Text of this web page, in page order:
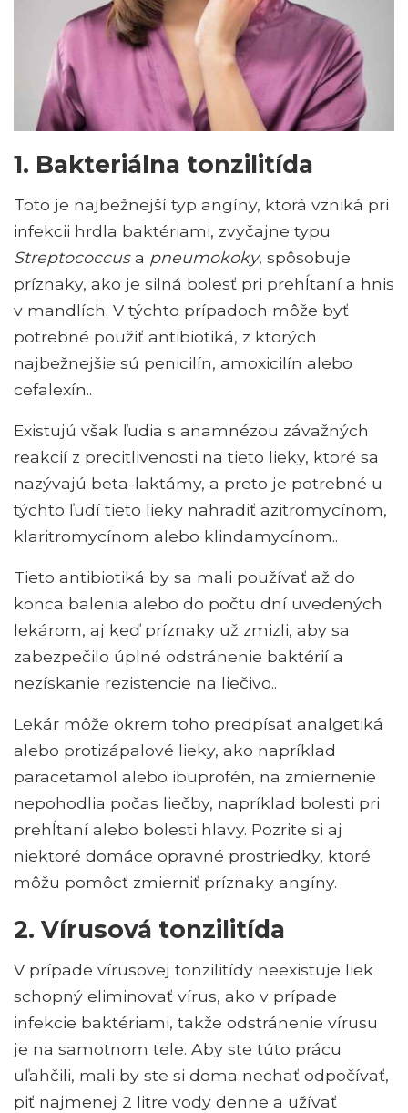
1. Bakteriálna tonzilitída
Toto je najbežnejší typ angíny, ktorá vzniká pri
infekcii hrdla baktériami, zvyčajne typu
Streptococcusa pneumokoky, spôsobuje
príznaky, ako je silná bolesť pri prehĺtaní a hnis
v mandlích. V týchto prípadoch môže byť
potrebné použiť antibiotiká, z ktorých
najbežnejšie sú penicilín, amoxicilín alebo
cefalexín..
Existujú však ľudia s anamnézou závažných
reakcií z precitlivenosti na tieto lieky, ktoré sa
nazývajú beta-laktámy, a preto je potrebné u
týchto ľudí tieto lieky nahradiť azitromycínom,
klaritromycínom alebo klindamycínom..
Tieto antibiotiká by sa mali používať až do
konca balenia alebo do počtu dní uvedených
lekárom, aj keď príznaky už zmizli, aby sa
zabezpečilo úplné odstránenie baktérií a
nezískanie rezistencie na liečivo..
Lekár môže okrem toho predpísať analgetiká
alebo protizápalové lieky, ako napríklad
paracetamol alebo ibuprofén, na zmiernenie
nepohodlia počas liečby, napríklad bolesti pri
prehĺtaní alebo bolesti hlavy. Pozrite si aj
niektoré domáce opravné prostriedky, ktoré
môžu pomôcť zmierniť príznaky angíny.
2. Vírusová tonzilitída
V prípade vírusovej tonzilitídy neexistuje liek
schopný eliminovať vírus, ako v prípade
infekcie baktériami, takže odstránenie vírusu
je na samotnom tele. Aby ste túto prácu
uľahčili, mali by ste si doma nechať odpočívať,
piť najmenej 2 litre vody denne a užívať